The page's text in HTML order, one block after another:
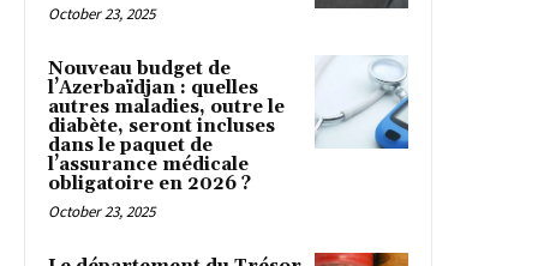
October 23, 2025
Nouveau budget de
l’Azerbaïdjan : quelles
autres maladies, outre le
diabète, seront incluses
dans le paquet de
l’assurance médicale
obligatoire en 2026 ?
October 23, 2025